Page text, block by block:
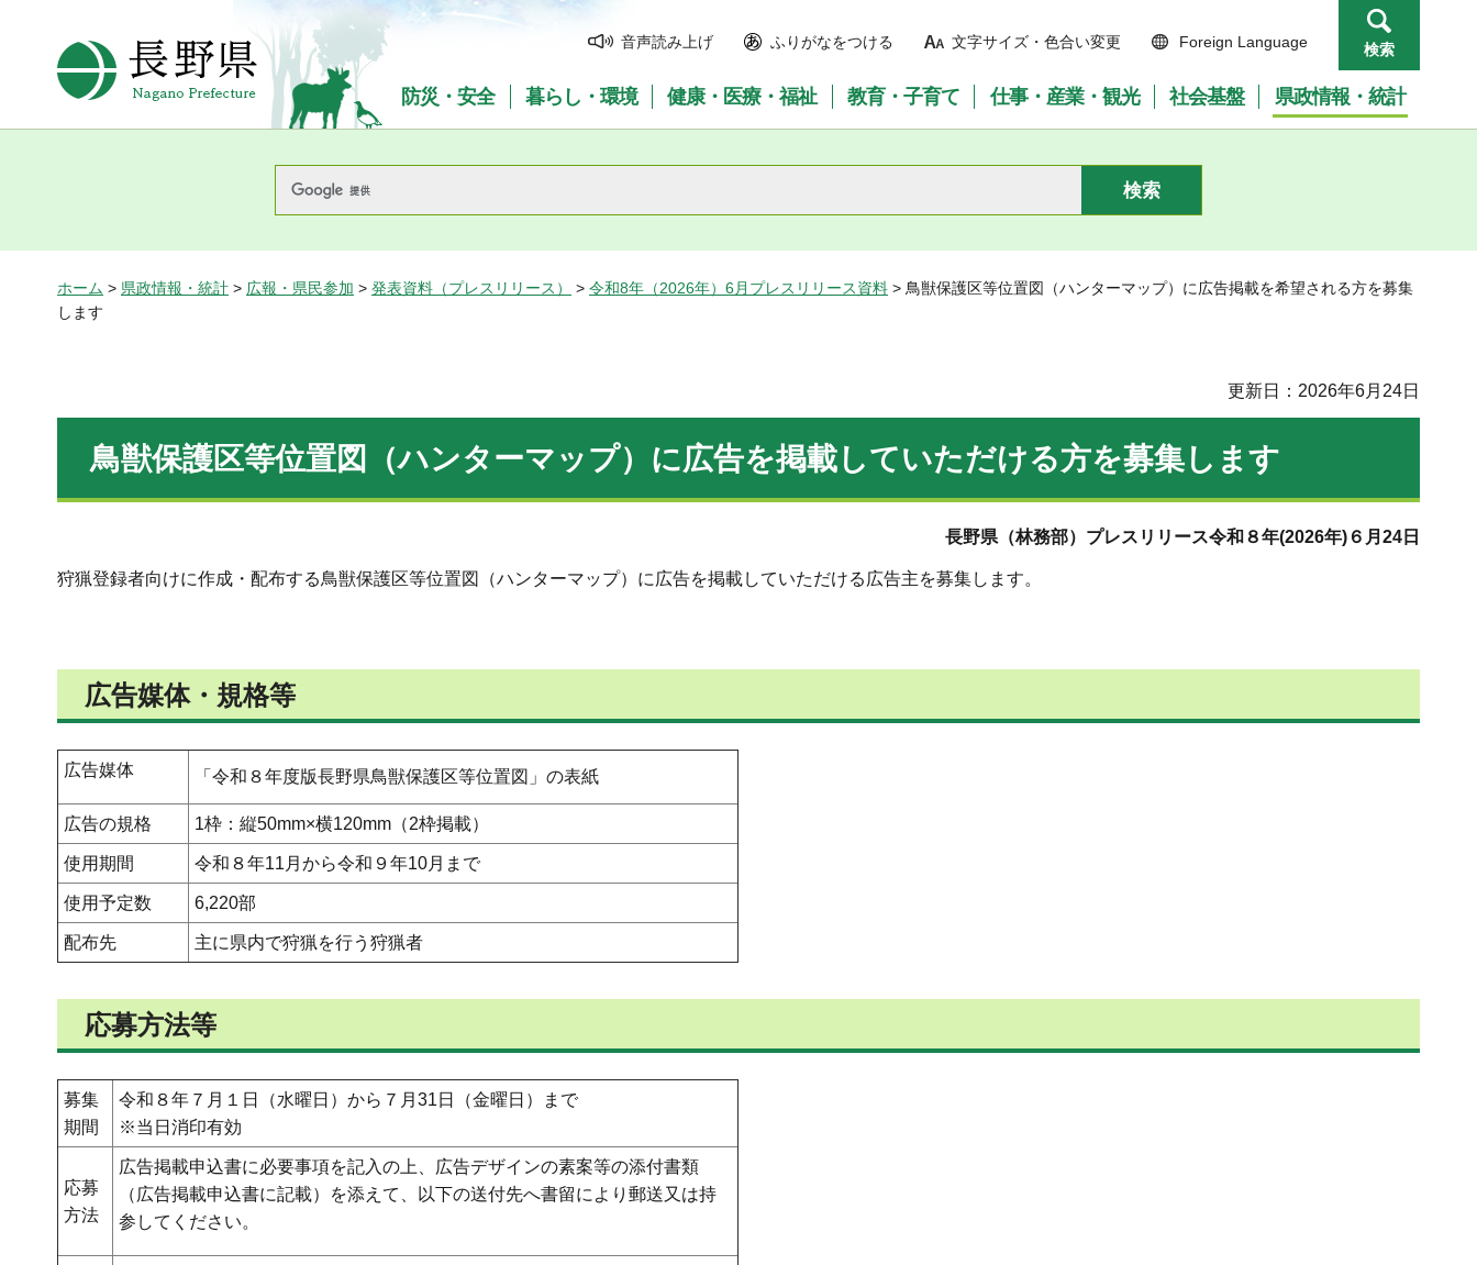
長野県Nagano Prefecture
音声読み上げ ふりがなをつける 文字サイズ・色合い変更 Foreign Language 検索
防災・安全 暮らし・環境 健康・医療・福祉 教育・子育て 仕事・産業・観光 社会基盤 県政情報・統計
ホーム > 県政情報・統計 > 広報・県民参加 > 発表資料（プレスリリース） > 令和8年（2026年）6月プレスリリース資料 > 鳥獣保護区等位置図（ハンターマップ）に広告掲載を希望される方を募集
します
更新日：2026年6月24日
鳥獣保護区等位置図（ハンターマップ）に広告を掲載していただける方を募集します
長野県（林務部）プレスリリース令和８年(2026年)６月24日
狩猟登録者向けに作成・配布する鳥獣保護区等位置図（ハンターマップ）に広告を掲載していただける広告主を募集します。
広告媒体・規格等
広告媒体 「令和８年度版長野県鳥獣保護区等位置図」の表紙
広告の規格 1枠：縦50mm×横120mm（2枠掲載）
使用期間 令和８年11月から令和９年10月まで
使用予定数 6,220部
配布先 主に県内で狩猟を行う狩猟者
応募方法等
募集
期間
令和８年７月１日（水曜日）から７月31日（金曜日）まで
※当日消印有効
応募
方法
広告掲載申込書に必要事項を記入の上、広告デザインの素案等の添付書類
（広告掲載申込書に記載）を添えて、以下の送付先へ書留により郵送又は持
参してください。